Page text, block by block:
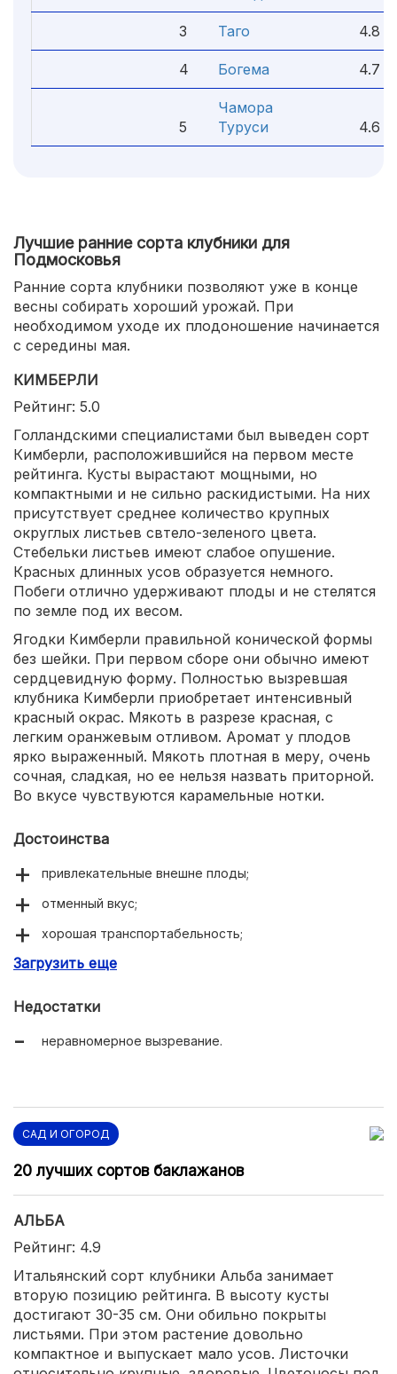
3 Таго 4.8
4 Богема 4.7
5
Чамора
Туруси
4.6
Лучшие ранние сорта клубники для
Подмосковья
Ранние сорта клубники позволяют уже в конце
весны собирать хороший урожай. При
необходимом уходе их плодоношение начинается
с середины мая.
КИМБЕРЛИ
Рейтинг: 5.0
Голландскими специалистами был выведен сорт
Кимберли, расположившийся на первом месте
рейтинга. Кусты вырастают мощными, но
компактными и не сильно раскидистыми. На них
присутствует среднее количество крупных
округлых листьев свтело-зеленого цвета.
Стебельки листьев имеют слабое опушение.
Красных длинных усов образуется немного.
Побеги отлично удерживают плоды и не стелятся
по земле под их весом.
Ягодки Кимберли правильной конической формы
без шейки. При первом сборе они обычно имеют
сердцевидную форму. Полностью вызревшая
клубника Кимберли приобретает интенсивный
красный окрас. Мякоть в разрезе красная, с
легким оранжевым отливом. Аромат у плодов
ярко выраженный. Мякоть плотная в меру, очень
сочная, сладкая, но ее нельзя назвать приторной.
Во вкусе чувствуются карамельные нотки.
Достоинства
привлекательные внешне плоды;
отменный вкус;
хорошая транспортабельность;
стабильное плодоношение;
Загрузить еще
Недостатки
неравномерное вызревание.
САД И ОГОРОД
20 лучших сортов баклажанов
АЛЬБА
Рейтинг: 4.9
Итальянский сорт клубники Альба занимает
вторую позицию рейтинга. В высоту кусты
достигают 30-35 см. Они обильно покрыты
листьями. При этом растение довольно
компактное и выпускает мало усов. Листочки